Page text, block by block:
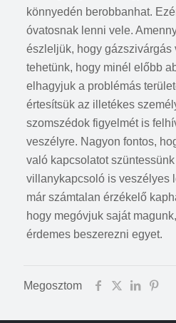
könnyedén berobbanhat.
óvatosnak lenni vele.
észleljük, hogy gázszivárgás
tehetünk, hogy minél előbb
elhagyjuk a problémás
értesítsük az illetékes
szomszédok figyelmét is
veszélyre. Nagyon fontos,
való kapcsolatot
villanykapcsoló is veszélyes
már számtalan érzékelő
hogy megóvjuk saját
érdemes beszerezni egyet.
Megosztom